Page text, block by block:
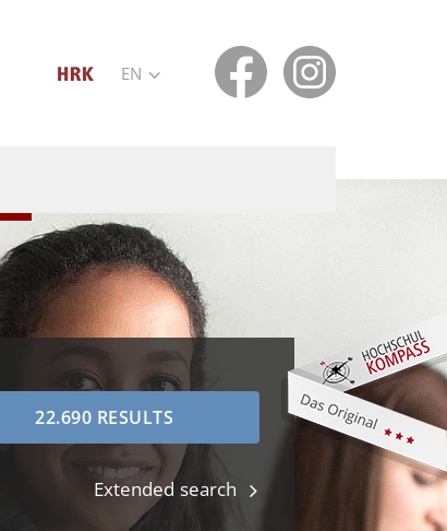
EN
Extended search